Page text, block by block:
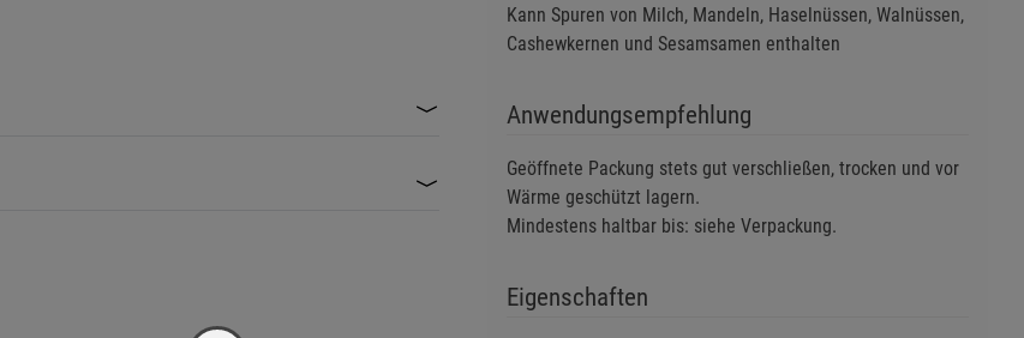
Kann Spuren von Milch, Mandeln, Haselnüssen, Walnüssen,
Cashewkernen und Sesamsamen enthalten
Anwendungsempfehlung
Geöffnete Packung stets gut verschließen, trocken und vor
Wärme geschützt lagern.
Mindestens haltbar bis: siehe Verpackung.
Eigenschaften